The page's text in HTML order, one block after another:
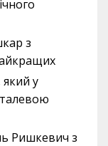
з
у
Ришкевич з